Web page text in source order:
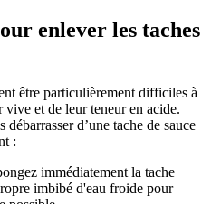
enlever les taches
être particulièrement difficiles à
et de leur teneur en acide.
d’une tache de sauce
:
immédiatement la tache
imbibé d'eau froide pour